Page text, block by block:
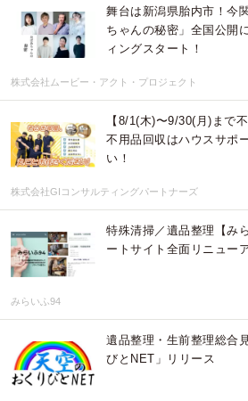
舞台は新潟県胎内市！今
ちゃんの秘密」全国公開
ィングスタート！
株式会社ムービー・アクト・プロジェクト
【8/1(木)〜9/30(月)まで
不用品回収はハウスサポ
い！
株式会社GIコンサルティングパートナーズ
特殊清掃／遺品整理【み
ートサイト全面リニュー
みらいふ94
遺品整理・生前整理総合
びとNET」リリース